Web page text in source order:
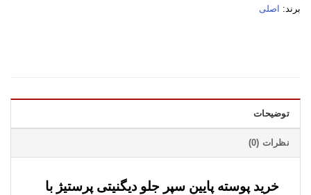
برند: اصلی
توضیحات
نظرات (0)
خرید پوسته پایین سپر جلو دیگنیتی پرستیژ با